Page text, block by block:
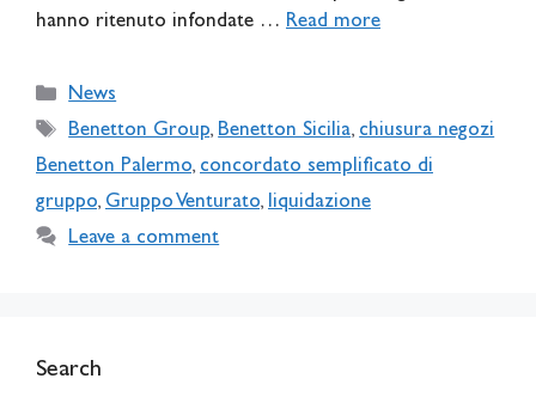
hanno ritenuto infondate … Read more
Categories
News
Tags
Benetton Group,Benetton Sicilia,chiusura negozi
Benetton Palermo, concordato semplificato di
gruppo, Gruppo Venturato, liquidazione
Leave a comment
Search